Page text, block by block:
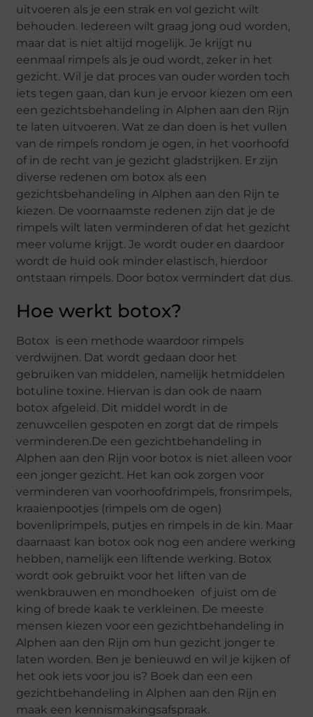
uitvoeren als je een strak en vol gezicht wilt
behouden. Iedereen wilt graag jong oud worden,
maar dat is niet altijd mogelijk. Je krijgt nu
eenmaal rimpels als je oud wordt, zeker in het
gezicht. Wil je dat proces van ouder worden toch
iets tegen gaan, dan kun je ervoor kiezen om een
een gezichtsbehandeling in Alphen aan den Rijn
te laten uitvoeren. Wat ze dan doen is het vullen
van de rimpels rondom je ogen, in het voorhoofd
of in de recht van je gezicht gladstrijken. Er zijn
diverse redenen om botox als een
gezichtsbehandeling in Alphen aan den Rijn te
kiezen. De voornaamste redenen zijn dat je de
rimpels wilt laten verminderen of dat het gezicht
meer volume krijgt. Je wordt ouder en daardoor
wordt de huid ook minder elastisch, hierdoor
ontstaan rimpels. Door botox vermindert dat dus.
Hoe werkt botox?
Botox is een methode waardoor rimpels
verdwijnen. Dat wordt gedaan door het
gebruiken van middelen, namelijk hetmiddelen
botuline toxine. Hiervan is dan ook de naam
botox afgeleid. Dit middel wordt in de
zenuwcellen gespoten en zorgt dat de rimpels
verminderen.De een gezichtbehandeling in
Alphen aan den Rijn voor botox is niet alleen voor
een jonger gezicht. Het kan ook zorgen voor
verminderen van voorhoofdrimpels, fronsrimpels,
kraaienpootjes (rimpels om de ogen)
bovenliprimpels, putjes en rimpels in de kin. Maar
daarnaast kan botox ook nog een andere werking
hebben, namelijk een liftende werking. Botox
wordt ook gebruikt voor het liften van de
wenkbrauwen en mondhoeken of juist om de
king of brede kaak te verkleinen. De meeste
mensen kiezen voor een gezichtbehandeling in
Alphen aan den Rijn om hun gezicht jonger te
laten worden. Ben je benieuwd en wil je kijken of
het ook iets voor jou is? Boek dan een een
gezichtbehandeling in Alphen aan den Rijn en
maak een kennismakingsafspraak.